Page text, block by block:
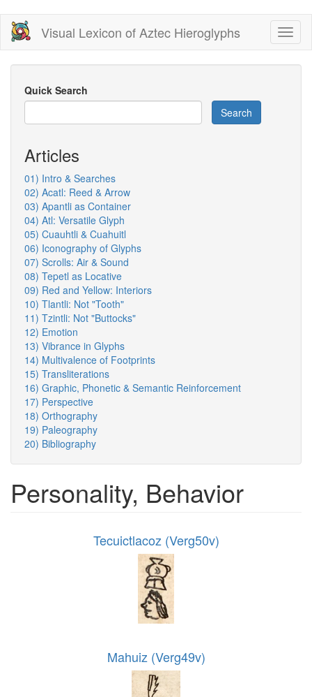
Skip
main
content
Visual Lexicon of Aztec Hieroglyphs
Quick Search
Search
Articles
01) Intro & Searches
02) Acatl: Reed & Arrow
03) Apantli as Container
04) Atl: Versatile Glyph
05) Cuauhtli & Cuahuitl
06) Iconography of Glyphs
07) Scrolls: Air & Sound
08) Tepetl as Locative
09) Red and Yellow: Interiors
10) Tlantli: Not "Tooth"
11) Tzintli: Not "Buttocks"
12) Emotion
13) Vibrance in Glyphs
14) Multivalence of Footprints
15) Transliterations
16) Graphic, Phonetic & Semantic Reinforcement
17) Perspective
18) Orthography
19) Paleography
20) Bibliography
Personality, Behavior
Tecuictlacoz (Verg50v)
Mahuiz (Verg49v)